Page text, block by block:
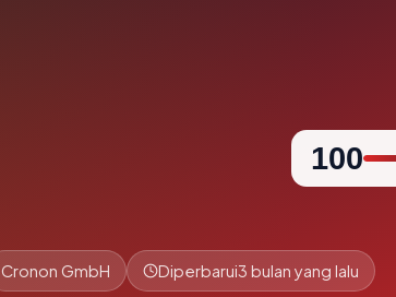
100
Cronon GmbH Diperbarui3 bulan yang lalu